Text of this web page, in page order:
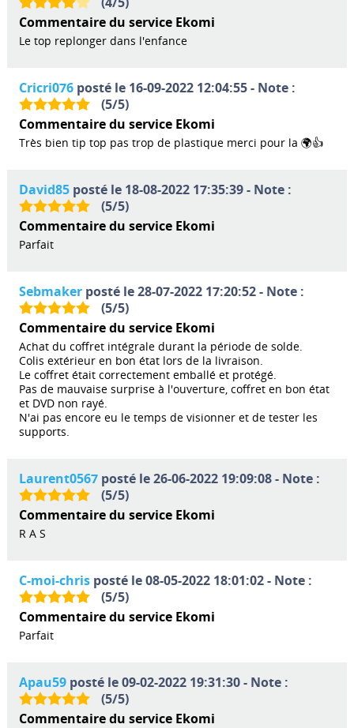
Commentaire du service Ekomi
Le top replonger dans l'enfance
Cricri076posté le 16-09-2022 12:04:55 - Note :
(5/5)
Commentaire du service Ekomi
Très bien tip top pas trop de plastique merci pour la 🌍👍
David85posté le 18-08-2022 17:35:39 - Note :
(5/5)
Commentaire du service Ekomi
Parfait
Sebmakerposté le 28-07-2022 17:20:52 - Note :
(5/5)
Commentaire du service Ekomi
Achat du coffret intégrale durant la période de solde.
Colis extérieur en bon état lors de la livraison.
Le coffret était correctement emballé et protégé.
Pas de mauvaise surprise à l'ouverture, coffret en bon état
et DVD non rayé.
N'ai pas encore eu le temps de visionner et de tester les
supports.
Laurent0567posté le 26-06-2022 19:09:08 - Note :
(5/5)
Commentaire du service Ekomi
R A S
C-moi-chrisposté le 08-05-2022 18:01:02 - Note :
(5/5)
Commentaire du service Ekomi
Parfait
Apau59posté le 09-02-2022 19:31:30 - Note :
(5/5)
Commentaire du service Ekomi